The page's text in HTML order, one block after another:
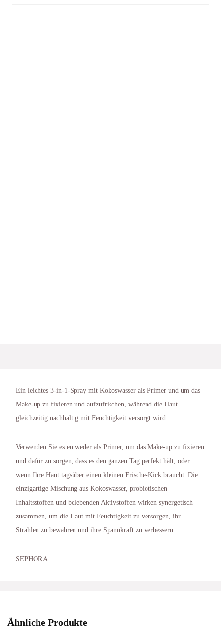
Ein leichtes 3-in-1-Spray mit Kokoswasser als Primer und um das
Make-up zu fixieren und aufzufrischen, während die Haut
gleichzeitig nachhaltig mit Feuchtigkeit versorgt wird.
Verwenden Sie es entweder als Primer, um das Make-up zu fixieren
und dafür zu sorgen, dass es den ganzen Tag perfekt hält, oder
wenn Ihre Haut tagsüber einen kleinen Frische-Kick braucht. Die
einzigartige Mischung aus Kokoswasser, probiotischen
Inhaltsstoffen und belebenden Aktivstoffen wirken synergetisch
zusammen, um die Haut mit Feuchtigkeit zu versorgen, ihr
Strahlen zu bewahren und ihre Spannkraft zu verbessern.
SEPHORA
Ähnliche Produkte